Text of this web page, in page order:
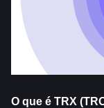
O que é TRX